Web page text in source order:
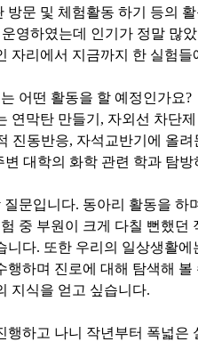
방문 및 체험활동 하기 등의
영하였는데 인기가 정말 많
자리에서 지금까지 한 실험
어떤 활동을 할 예정인가요?
연막탄 만들기 , 자외선 차단제
진동반응, 자석교반기에 올
변 대학의 화학 관련 학과 탐방
질문입니다. 동아리 활동을 하
중 부원이 크게 다칠 뻔했던
니다. 또한 우리의 일상생활
행하며 진로에 대해 탐색해
지식을 얻고 싶습니다.
행하고 나니 작년부터 폭넓은